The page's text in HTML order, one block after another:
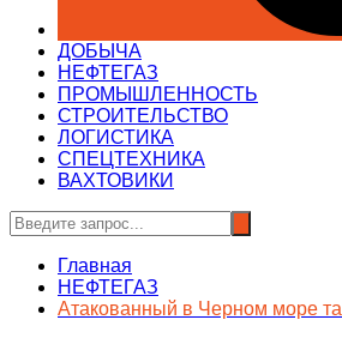
ДОБЫЧА
НЕФТЕГАЗ
ПРОМЫШЛЕННОСТЬ
СТРОИТЕЛЬСТВО
ЛОГИСТИКА
СПЕЦТЕХНИКА
ВАХТОВИКИ
Главная
НЕФТЕГАЗ
Атакованный в Черном море